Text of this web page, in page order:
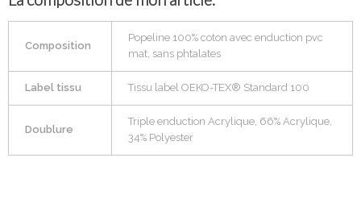
Composition
Popeline 100% coton avec enduction pvc
mat, sans phtalates
Label tissu Tissu label OEKO-TEX® Standard 100
Doublure
Triple enduction Acrylique, 66% Acrylique,
34% Polyester